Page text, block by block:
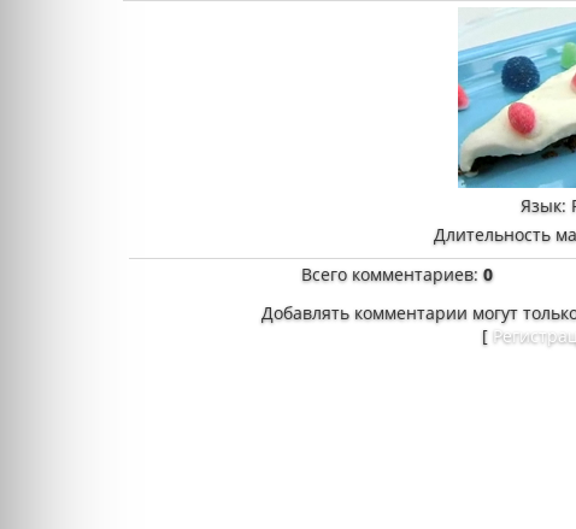
Язык:
Длительность
Всего комментариев:0
Добавлять комментарии могут
[